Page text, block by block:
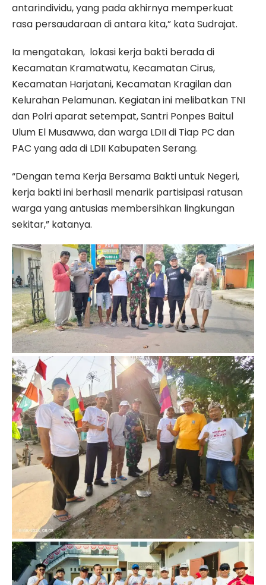
antarindividu, yang pada akhirnya memperkuat
rasa persaudaraan di antara kita,” kata Sudrajat.
Ia mengatakan, lokasi kerja bakti berada di
Kecamatan Kramatwatu, Kecamatan Cirus,
Kecamatan Harjatani, Kecamatan Kragilan dan
Kelurahan Pelamunan. Kegiatan ini melibatkan TNI
dan Polri aparat setempat, Santri Ponpes Baitul
Ulum El Musawwa, dan warga LDII di Tiap PC dan
PAC yang ada di LDII Kabupaten Serang.
“Dengan tema Kerja Bersama Bakti untuk Negeri,
kerja bakti ini berhasil menarik partisipasi ratusan
warga yang antusias membersihkan lingkungan
sekitar,” katanya.